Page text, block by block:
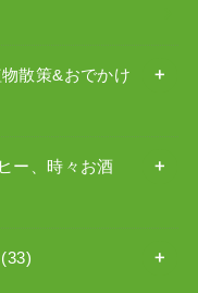
散策&おでかけ
ー、時々お酒
(33)